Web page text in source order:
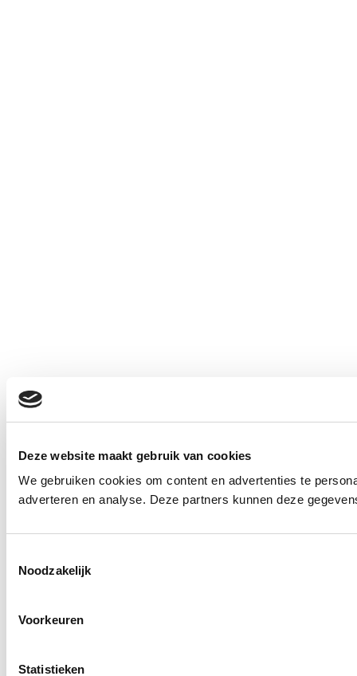
Deze website maakt gebruik van cookies
We gebruiken cookies om content en advertenties te
adverteren en analyse. Deze partners kunnen deze
Noodzakelijk
Voorkeuren
Statistieken